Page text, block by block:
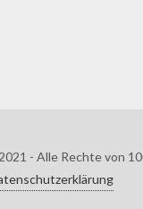
- Alle Rechte von